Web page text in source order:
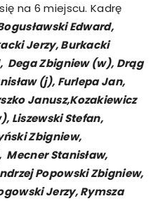
na 6 miejscu. Kadrę
Edward,
Jerzy, Burkacki
Dega Zbigniew (w), Drąg
(j), Furlepa Jan,
Janusz,Kozakiewicz
Liszewski Stefan,
Zbigniew,
Stanisław,
Popowski Zbigniew,
Jerzy, Rymsza